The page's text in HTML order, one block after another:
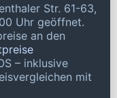
Str. 61-63,
Uhr geöffnet.
an den
– inklusive
mit